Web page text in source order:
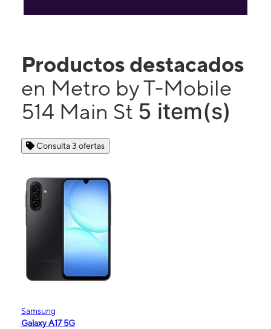
Productos destacados
en Metro by T-Mobile
514 Main St 5 item(s)
Consulta 3 ofertas
Samsung
Galaxy A17 5G